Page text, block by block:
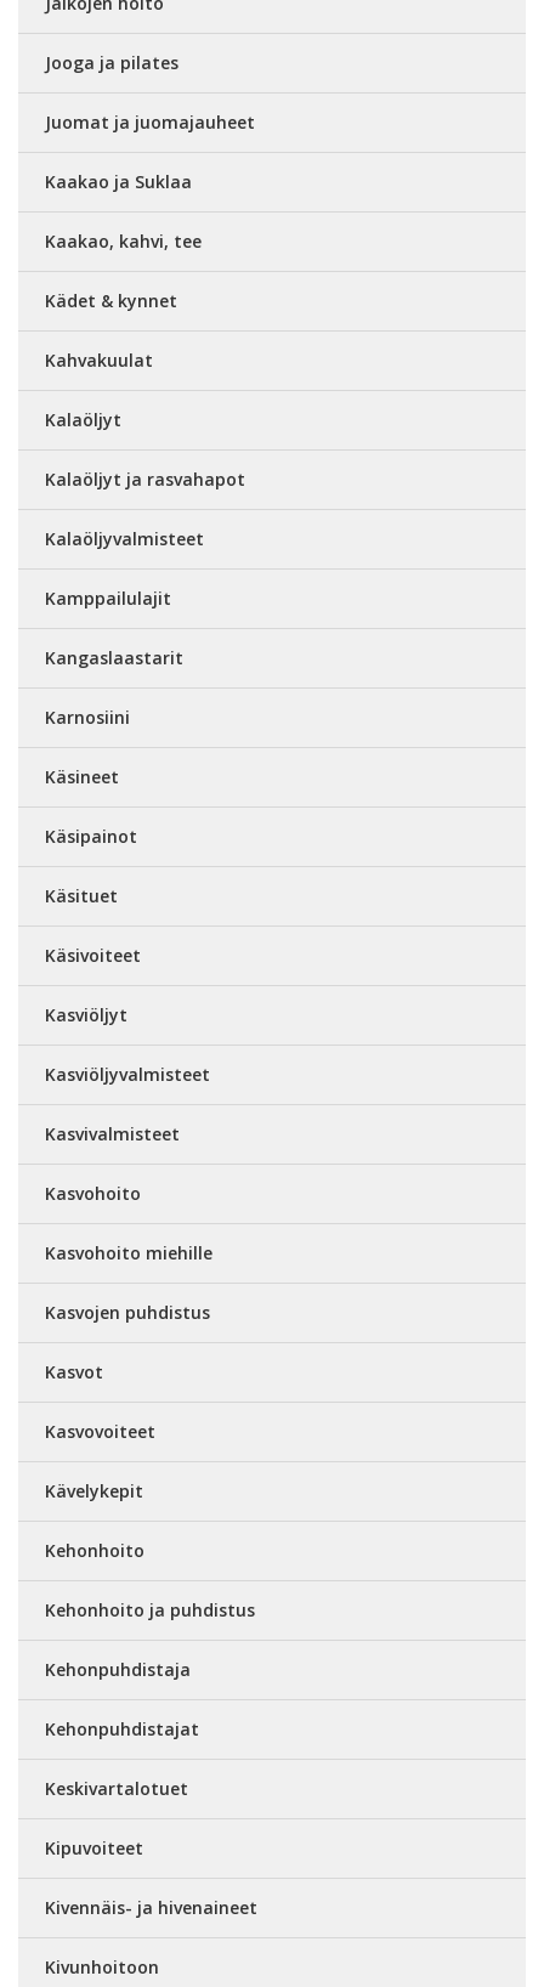
Jooga ja pilates
Juomat ja juomajauheet
Kaakao ja Suklaa
Kaakao, kahvi, tee
Kädet & kynnet
Kahvakuulat
Kalaöljyt
Kalaöljyt ja rasvahapot
Kalaöljyvalmisteet
Kamppailulajit
Kangaslaastarit
Karnosiini
Käsineet
Käsipainot
Käsituet
Käsivoiteet
Kasviöljyt
Kasviöljyvalmisteet
Kasvivalmisteet
Kasvohoito
Kasvohoito miehille
Kasvojen puhdistus
Kasvot
Kasvovoiteet
Kävelykepit
Kehonhoito
Kehonhoito ja puhdistus
Kehonpuhdistaja
Kehonpuhdistajat
Keskivartalotuet
Kipuvoiteet
Kivennäis- ja hivenaineet
Kivunhoitoon